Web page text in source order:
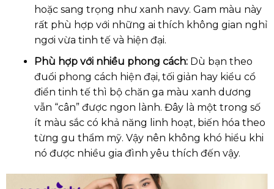
hoặc sang trọng như xanh navy. Gam màu này
rất phù hợp với những ai thích không gian nghỉ
ngơi vừa tinh tế và hiện đại.
Phù hợp với nhiều phong cách: Dù bạn theo
đuổi phong cách hiện đại, tối giản hay kiểu cổ
điển tinh tế thì bộ chăn ga màu xanh dương
vẫn “cân” được ngon lành. Đây là một trong số
ít màu sắc có khả năng linh hoạt, biến hóa theo
từng gu thẩm mỹ. Vậy nên không khó hiểu khi
nó được nhiều gia đình yêu thích đến vậy.